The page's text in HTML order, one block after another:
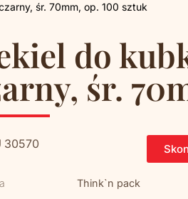
śr. 70mm, op. 100 sztuk
do
śr.
30570
Think`n pack